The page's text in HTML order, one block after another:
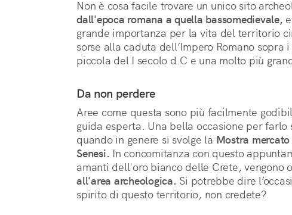
dall'epoca romana a quella bassomedievale,
grande importanza per la vita del territorio
sorse alla caduta dell’Impero Romano
piccola del I secolo d.C e una molto più
Da non perdere
Aree come questa sono più facilmente
guida esperta. Una bella occasione per farlo
quando in genere si svolge la Mostra
Senesi. In concomitanza con questo
amanti dell'oro bianco delle Crete, vengono
all'area archeologica. Si potrebbe dire
spirito di questo territorio, non credete?